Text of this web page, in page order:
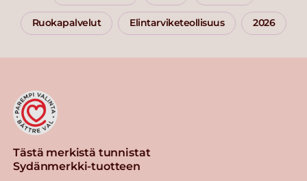
Ruokapalvelut Elintarviketeollisuus 2026
Tästä merkistä tunnistat
Sydänmerkki-tuotteen